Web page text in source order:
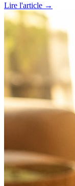
Lire l'article →